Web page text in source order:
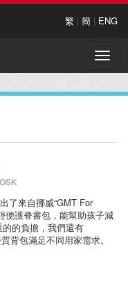
繁 | 簡 | ENG
Toggle
了來自挪威“GMT For
便護脊書包，能幫助孩子減
的負擔，我們還有
背包滿足不同用家需求。